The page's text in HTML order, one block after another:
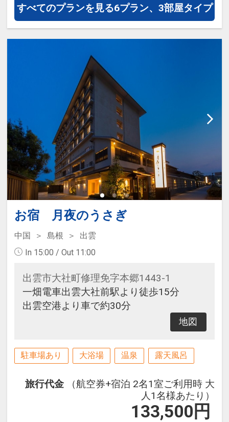
すべてのプランを見る6プラン、3部屋タイプ
お宿 月夜のうさぎ
中国 島根
出雲
In 15:00 / Out 11:00
出雲市大社町修理免字本郷1443-1
一畑電車出雲大社前駅より徒歩15分
出雲空港より車で約30分
地図
駐車場あり 大浴場 温泉 露天風呂
旅行代金
（航空券+宿泊 2名1室ご利用時 大
人1名様あたり）
133,500 円